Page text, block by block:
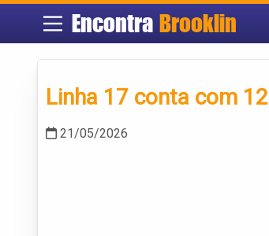
Encontra Brooklin
Linha 17 conta com
21/05/2026